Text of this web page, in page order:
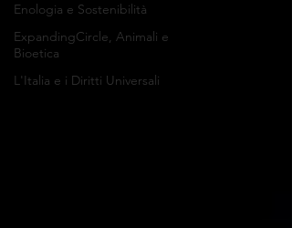
Enologia e Sostenibilità
ExpandingCircle, Animali e
Bioetica
L'Italia e i Diritti Universali